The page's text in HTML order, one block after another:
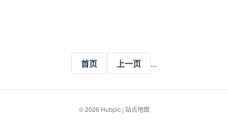
首页 上一页 ...
© 2026 Hubpic| 站点地图